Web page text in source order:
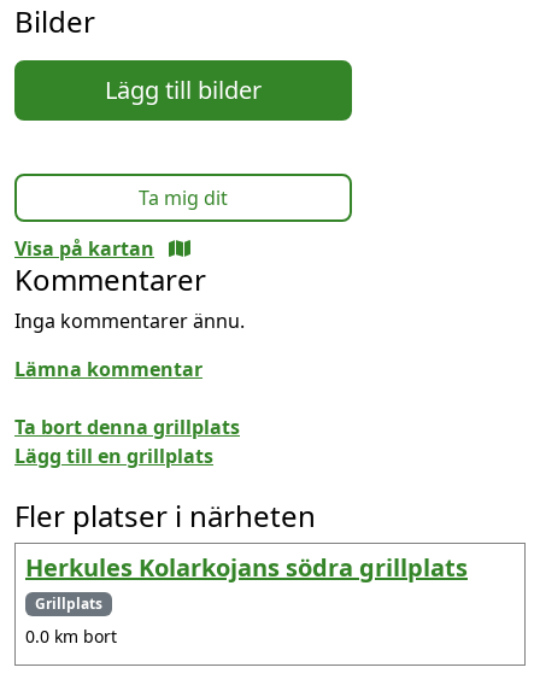
Bilder
Lägg till bilder
Ta mig dit
Visa på kartan
Kommentarer
Inga kommentarer ännu.
Lämna kommentar
Ta bort denna grillplats
Lägg till en grillplats
Fler platser i närheten
Herkules Kolarkojans södra grillplats
Grillplats
0.0 km bort